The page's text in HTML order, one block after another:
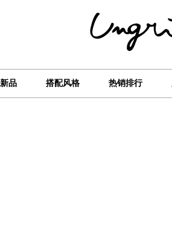
新品 搭配风格 热销排行